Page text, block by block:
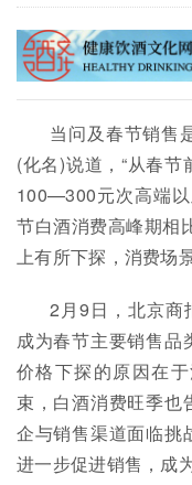
当问及春节销售
(化名)说道，“从春
100—300元次高端
节白酒消费高峰期相
上有所下探，消费场
2月9日，北京商
成为春节主要销售品
价格下探的原因在
束，白酒消费旺季也
企与销售渠道面临挑
进一步促进销售，成